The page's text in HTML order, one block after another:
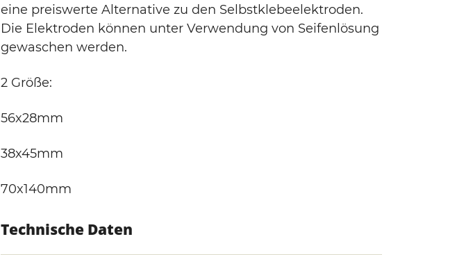
eine preiswerte Alternative zu den Selbstklebeelektroden.
Die Elektroden können unter Verwendung von Seifenlösung
gewaschen werden.
2 Größe:
56x28mm
38x45mm
70x140mm
Technische Daten